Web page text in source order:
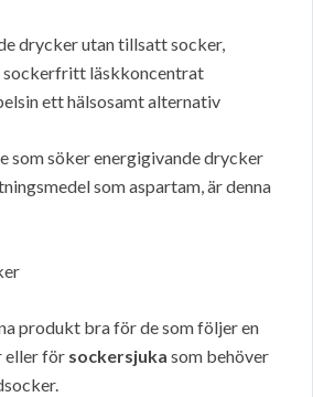
drycker utan tillsatt socker,
sockerfritt läskkoncentrat
ett hälsosamt alternativ
som söker energigivande drycker
som aspartam, är denna
produkt bra för de som följer en
eller för sockersjuka som behöver